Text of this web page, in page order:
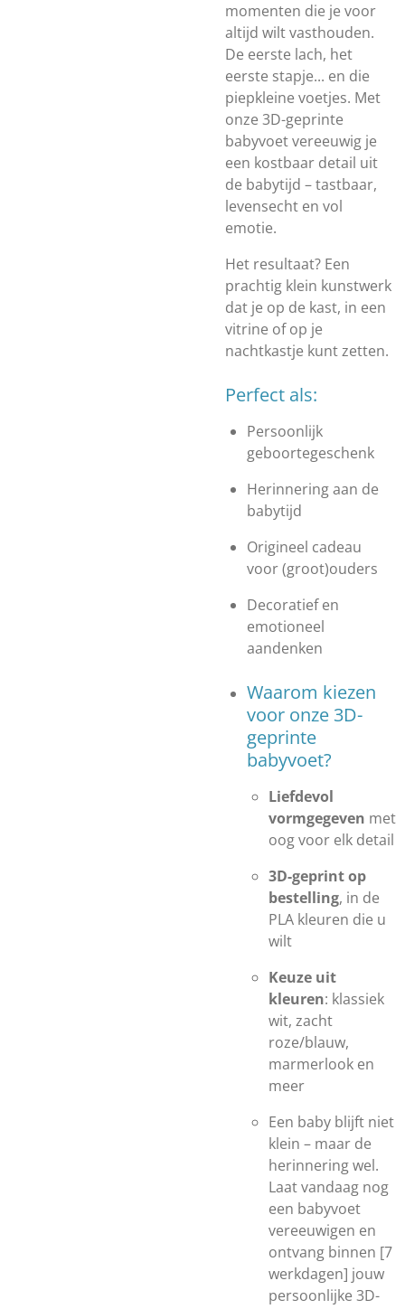
momenten die je voor
altijd wilt vasthouden.
De eerste lach, het
eerste stapje... en die
piepkleine voetjes. Met
onze 3D-geprinte
babyvoet vereeuwig je
een kostbaar detail uit
de babytijd – tastbaar,
levensecht en vol
emotie.
Het resultaat? Een
prachtig klein kunstwerk
dat je op de kast, in een
vitrine of op je
nachtkastje kunt zetten.
Perfect als:
Persoonlijk
geboortegeschenk
Herinnering aan de
babytijd
Origineel cadeau
voor (groot)ouders
Decoratief en
emotioneel
aandenken
Waarom kiezen
voor onze 3D-
geprinte
babyvoet?
Liefdevol
vormgegeven met
oog voor elk detail
3D-geprint op
bestelling, in de
PLA kleuren die u
wilt
Keuze uit
kleuren: klassiek
wit, zacht
roze/blauw,
marmerlook en
meer
Een baby blijft niet
klein – maar de
herinnering wel.
Laat vandaag nog
een babyvoet
vereeuwigen en
ontvang binnen [7
werkdagen] jouw
persoonlijke 3D-